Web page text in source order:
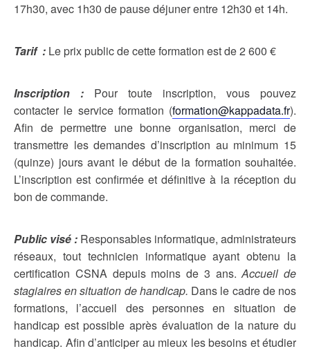
17h30, avec 1h30 de pause déjuner entre 12h30 et 14h.
Tarif : Le prix public de cette formation est de 2 600 €
Inscription : Pour toute inscription, vous pouvez
contacter le service formation (formation@kappadata.fr).
Afin de permettre une bonne organisation, merci de
transmettre les demandes d’inscription au minimum 15
(quinze) jours avant le début de la formation souhaitée.
L’inscription est confirmée et définitive à la réception du
bon de commande.
Public visé : Responsables informatique, administrateurs
réseaux, tout technicien informatique ayant obtenu la
certification CSNA depuis moins de 3 ans.Accueil de
stagiaires en situation de handicap. Dans le cadre de nos
formations, l’accueil des personnes en situation de
handicap est possible après évaluation de la nature du
handicap. Afin d’anticiper au mieux les besoins et étudier